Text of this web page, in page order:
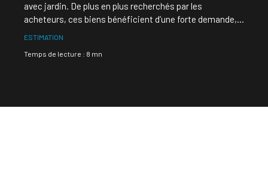
avec jardin. De plus en plus recherchés par les
acheteurs, ces biens bénéficient d’une forte demande,
commune ? Entre localisation, surface, état du bien et
ESTIMATION
Temps de lecture : 8 mn